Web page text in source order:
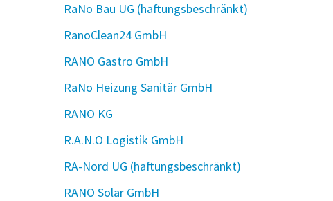
RaNo Bau UG (haftungsbeschränkt)
RanoClean24 GmbH
RANO Gastro GmbH
RaNo Heizung Sanitär GmbH
RANO KG
R.A.N.O Logistik GmbH
RA-Nord UG (haftungsbeschränkt)
RANO Solar GmbH